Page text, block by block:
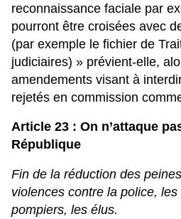
reconnaissance faciale par
pourront être croisées avec
(par exemple le fichier de
judiciaires) » prévient-elle,
amendements visant à
rejetés en commission
Article 23 : On n’attaque
République
Fin de la réduction des
violences contre la police,
pompiers, les élus.